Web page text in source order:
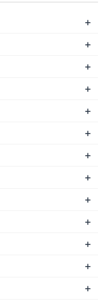
+
+
+
+
+
+
+
+
+
+
+
+
+